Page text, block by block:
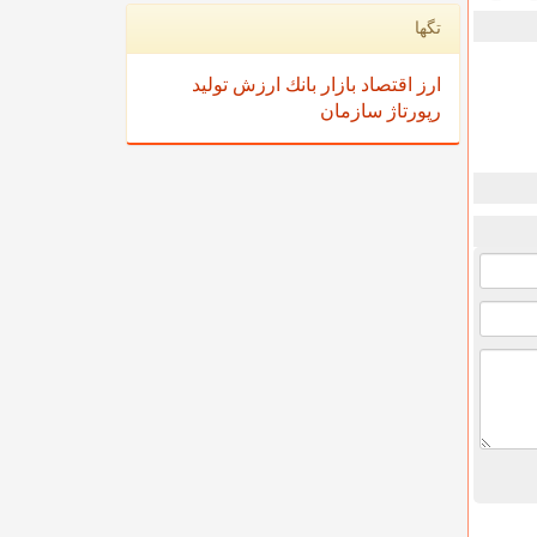
تگها
ارز اقتصاد بازار بانك ارزش تولید
رپورتاژ سازمان